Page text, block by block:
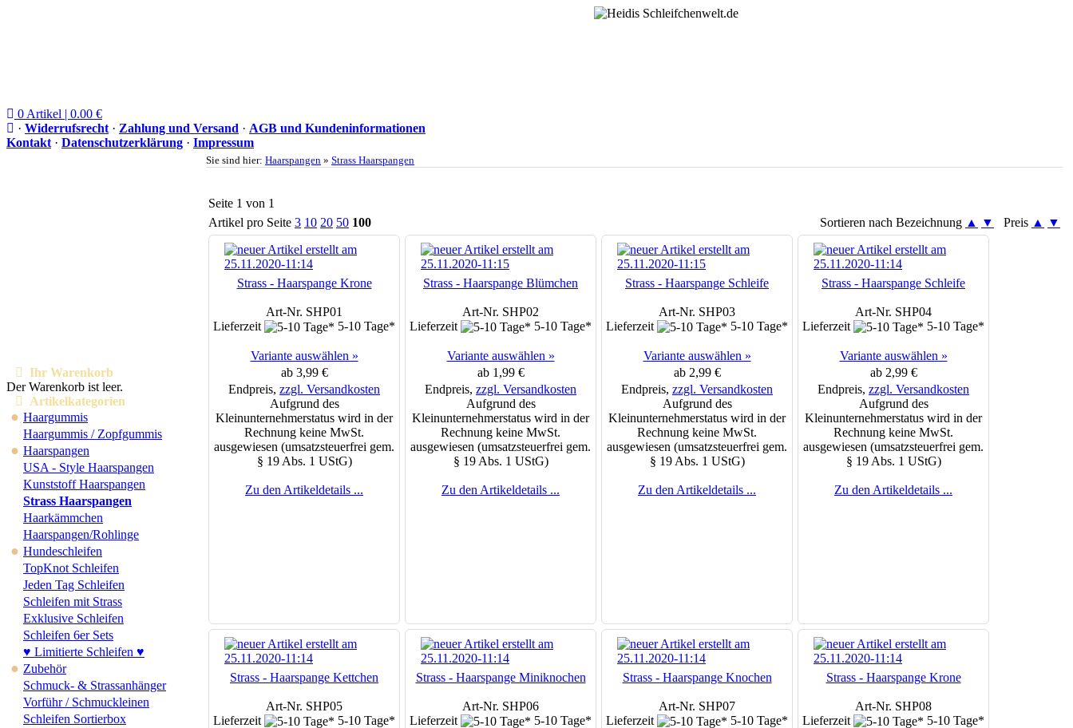
0 Artikel | 0.00 €
· Widerrufsrecht · Zahlung und Versand · AGB und Kundeninformationen
Kontakt · Datenschutzerklärung · Impressum
Ihr Warenkorb
Der Warenkorb ist leer.
Artikelkategorien
● Haargummis
Haargummis / Zopfgummis
● Haarspangen
USA - Style Haarspangen
Kunststoff Haarspangen
Strass Haarspangen
Haarkämmchen
Haarspangen/Rohlinge
● Hundeschleifen
TopKnot Schleifen
Jeden Tag Schleifen
Schleifen mit Strass
Exklusive Schleifen
Schleifen 6er Sets
♥ Limitierte Schleifen ♥
● Zubehör
Schmuck- & Strassanhänger
Vorführ / Schmuckleinen
Schleifen Sortierbox
Sie sind hier: Haarspangen » Strass Haarspangen
Seite 1 von 1
Artikel pro Seite 3 10 20 50 100 Sortieren nach Bezeichnung ▲ ▼ Preis ▲ ▼
Strass - Haarspange Krone
Art-Nr. SHP01
Lieferzeit
5-10 Tage*
Variante auswählen »
ab 3,99 €
Endpreis, zzgl. Versandkosten
Aufgrund des
Kleinunternehmerstatus wird in der
Rechnung keine MwSt.
ausgewiesen (umsatzsteuerfrei gem.
§ 19 Abs. 1 UStG)
Zu den Artikeldetails ...
Strass - Haarspange Blümchen
Art-Nr. SHP02
Lieferzeit
5-10 Tage*
Variante auswählen »
ab 1,99 €
Endpreis, zzgl. Versandkosten
Aufgrund des
Kleinunternehmerstatus wird in der
Rechnung keine MwSt.
ausgewiesen (umsatzsteuerfrei gem.
§ 19 Abs. 1 UStG)
Zu den Artikeldetails ...
Strass - Haarspange Schleife
Art-Nr. SHP03
Lieferzeit
5-10 Tage*
Variante auswählen »
ab 2,99 €
Endpreis, zzgl. Versandkosten
Aufgrund des
Kleinunternehmerstatus wird in der
Rechnung keine MwSt.
ausgewiesen (umsatzsteuerfrei gem.
§ 19 Abs. 1 UStG)
Zu den Artikeldetails ...
Strass - Haarspange Schleife
Art-Nr. SHP04
Lieferzeit
5-10 Tage*
Variante auswählen »
ab 2,99 €
Endpreis, zzgl. Versandkosten
Aufgrund des
Kleinunternehmerstatus wird in der
Rechnung keine MwSt.
ausgewiesen (umsatzsteuerfrei gem.
§ 19 Abs. 1 UStG)
Zu den Artikeldetails ...
Strass - Haarspange Kettchen
Art-Nr. SHP05
Lieferzeit
5-10 Tage*
Strass - Haarspange Miniknochen
Art-Nr. SHP06
Lieferzeit
5-10 Tage*
Strass - Haarspange Knochen
Art-Nr. SHP07
Lieferzeit
5-10 Tage*
Strass - Haarspange Krone
Art-Nr. SHP08
Lieferzeit
5-10 Tage*